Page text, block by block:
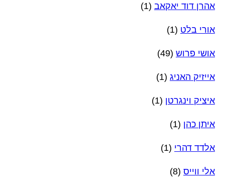
אהרן דוד יאקאב (1)
אורי בלט (1)
אושי פרוש (49)
אייזיק האניג (1)
איציק וינגרטן (1)
איתן כהן (1)
אלדד דהרי (1)
אלי ווייס (8)